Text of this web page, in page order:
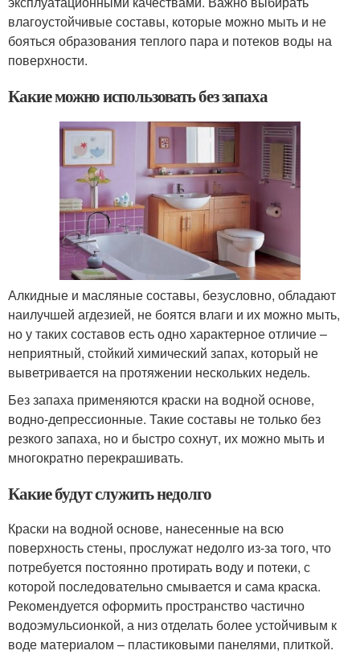
влагоустойчивые составы, которые можно мыть и не
бояться образования теплого пара и потеков воды на
поверхности.
Какие можно использовать без запаха
Алкидные и масляные составы, безусловно, обладают
наилучшей агдезией, не боятся влаги и их можно мыть,
но у таких составов есть одно характерное отличие –
неприятный, стойкий химический запах, который не
выветривается на протяжении нескольких недель.
Без запаха применяются краски на водной основе,
водно-депрессионные. Такие составы не только без
резкого запаха, но и быстро сохнут, их можно мыть и
многократно перекрашивать.
Какие будут служить недолго
Краски на водной основе, нанесенные на всю
поверхность стены, прослужат недолго из-за того, что
потребуется постоянно протирать воду и потеки, с
которой последовательно смывается и сама краска.
Рекомендуется оформить пространство частично
водоэмульсионкой, а низ отделать более устойчивым к
воде материалом – пластиковыми панелями, плиткой.